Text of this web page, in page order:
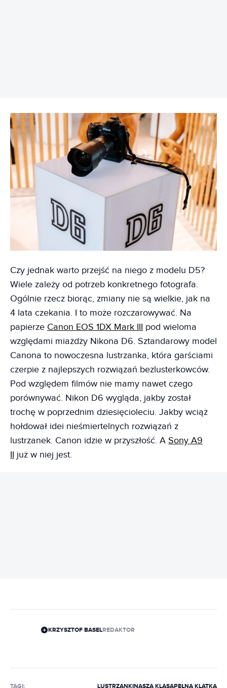
Czy jednak warto przejść na niego z modelu D5?
Wiele zależy od potrzeb konkretnego fotografa.
Ogólnie rzecz biorąc, zmiany nie są wielkie, jak na
4 lata czekania. I to może rozczarowywać. Na
papierze Canon EOS 1DX Mark III pod wieloma
względami miażdży Nikona D6. Sztandarowy model
Canona to nowoczesna lustrzanka, która garściami
czerpie z najlepszych rozwiązań bezlusterkowców.
Pod względem filmów nie mamy nawet czego
porównywać. Nikon D6 wygląda, jakby został
trochę w poprzednim dziesięcioleciu. Jakby wciąż
hołdował idei nieśmiertelnych rozwiązań z
lustrzanek. Canon idzie w przyszłość. A Sony A9
II już w niej jest.
KRZYSZTOF BASELREDAKTOR
TAGI: LUSTRZANKINASZA KLASAPEŁNA KLATKA